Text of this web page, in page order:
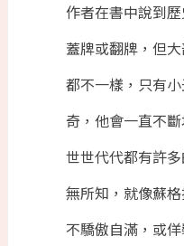
作者在書中說到
蓋牌或翻牌，但
都不一樣，只有
奇，他會一直不
世世代代都有許
無所知，就像蘇
不驕傲自滿，或